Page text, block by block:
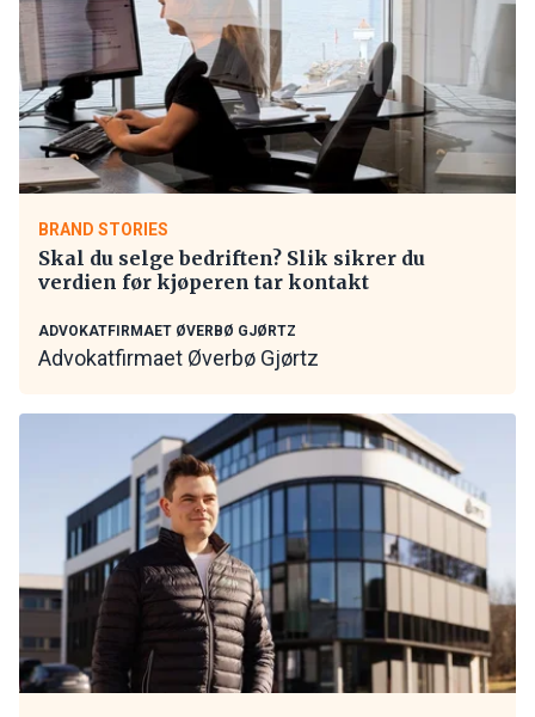
BRAND STORIES
Skal du selge bedriften? Slik sikrer du
verdien før kjøperen tar kontakt
ADVOKATFIRMAET ØVERBØ GJØRTZ
Advokatfirmaet Øverbø Gjørtz